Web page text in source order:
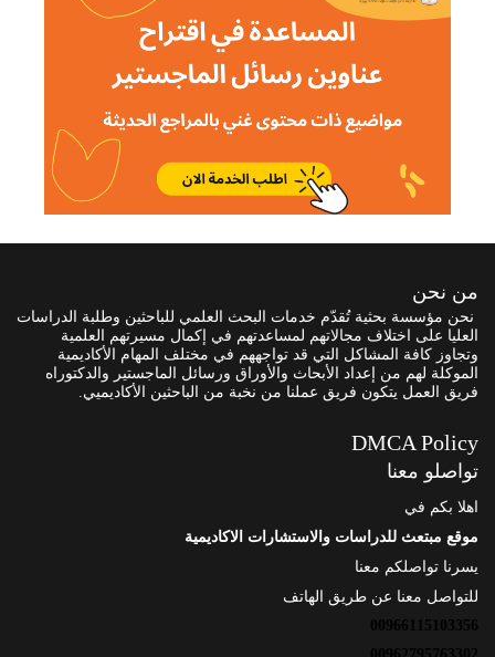
من نحن
نحن مؤسسة بحثية تُقدّم خدمات البحث العلمي للباحثين وطلبة الدراسات
العليا على اختلاف مجالاتهم لمساعدتهم في إكمال مسيرتهم العلمية
وتجاوز كافة المشاكل التي قد تواجههم في مختلف المهام الأكاديمية
الموكلة لهم من إعداد الأبحاث والأوراق ورسائل الماجستير والدكتوراه
فريق العمل يتكون فريق عملنا من نخبة من الباحثين الأكاديميي.
DMCA Policy
تواصلو معنا
اهلا بكم في
موقع مبتعث للدراسات والاستشارات الاكاديمية
يسرنا تواصلكم معنا
للتواصل معنا عن طريق الهاتف
00966115103356